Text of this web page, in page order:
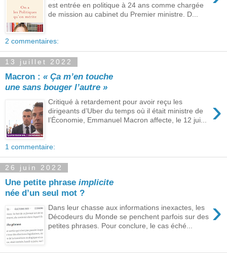
est entrée en politique à 24 ans comme chargée
de mission au cabinet du Premier ministre. D...
2 commentaires:
13 juillet 2022
Macron : « Ça m’en touche
une sans bouger l’autre »
›
Critiqué à retardement pour avoir reçu les
dirigeants d’Uber du temps où il était ministre de
l’Économie, Emmanuel Macron affecte, le 12 jui...
1 commentaire:
26 juin 2022
Une petite phrase implicite
née d’un seul mot ?
›
Dans leur chasse aux informations inexactes, les
Décodeurs du Monde se penchent parfois sur des
petites phrases. Pour conclure, le cas éché...